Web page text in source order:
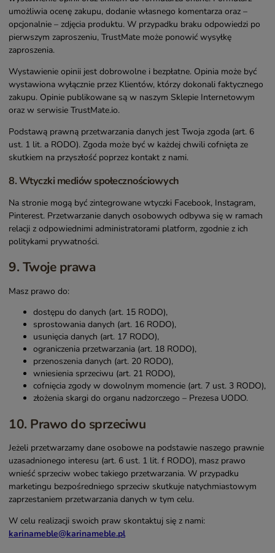
umożliwia ocenę zakupu, dodanie własnego komentarza oraz –
opcjonalnie – zdjęcia produktu. W przypadku braku odpowiedzi po
pierwszym zaproszeniu, TrustMate może ponowić wysyłkę
zaproszenia.
Wystawienie opinii jest dobrowolne i bezpłatne. Opinia może być
wystawiona wyłącznie przez Klientów, którzy dokonali faktycznego
zakupu. Opinie publikowane są w naszym Sklepie Internetowym
oraz w serwisie TrustMate.io.
Podstawą prawną przetwarzania danych jest Twoja zgoda (art. 6
ust. 1 lit. a RODO). Zgoda może być w każdej chwili cofnięta ze
skutkiem na przyszłość poprzez kontakt z nami.
8. Wtyczki mediów społecznościowych
Na stronie mogą być zintegrowane wtyczki Facebook, Instagram,
Pinterest. Przetwarzanie danych osobowych odbywa się w ramach
relacji z odpowiednimi administratorami platform, zgodnie z ich
politykami prywatności.
9. Twoje prawa
Masz prawo do:
dostępu do danych (art. 15 RODO),
sprostowania danych (art. 16 RODO),
usunięcia danych (art. 17 RODO),
ograniczenia przetwarzania (art. 18 RODO),
przenoszenia danych (art. 20 RODO),
wniesienia sprzeciwu (art. 21 RODO),
cofnięcia zgody w dowolnym momencie (art. 7 ust. 3 RODO),
złożenia skargi do organu nadzorczego – Prezesa UODO.
10. Prawo do sprzeciwu
Jeżeli przetwarzamy dane osobowe na podstawie naszego prawnie
uzasadnionego interesu (art. 6 ust. 1 lit. f RODO), masz prawo
wnieść sprzeciw wobec takiego przetwarzania. W przypadku
marketingu bezpośredniego sprzeciw skutkuje natychmiastowym
zaprzestaniem przetwarzania danych w tym celu.
W celu realizacji swoich praw skontaktuj się z nami:
karinameble@karinameble.pl